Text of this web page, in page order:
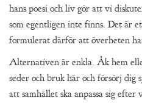
hans poesi och liv gör att vi
som egentligen inte finns. Det är
formulerat därför att överheten
Alternativen är enkla. Åk hem
seder och bruk här och försörj
att samhället ska anpassa sig